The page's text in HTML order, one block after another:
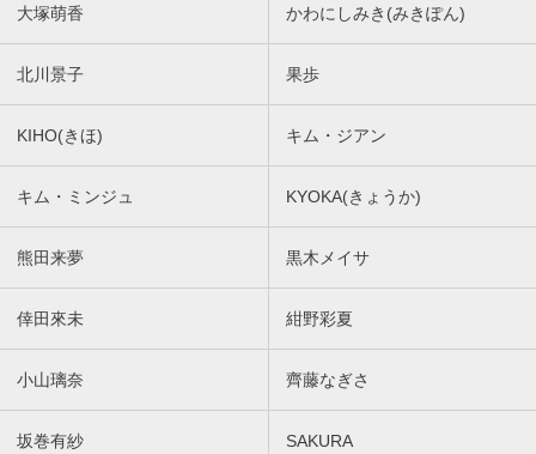
大塚萌香 かわにしみき(みきぽん)
北川景子 果歩
KIHO(きほ) キム・ジアン
キム・ミンジュ KYOKA(きょうか)
熊田来夢 黒木メイサ
倖田來未 紺野彩夏
小山璃奈 齊藤なぎさ
坂巻有紗 SAKURA